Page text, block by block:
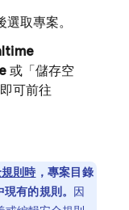
選取專案。
或「儲存空
即可前往
則時 ，專案目錄
有的規則。 因